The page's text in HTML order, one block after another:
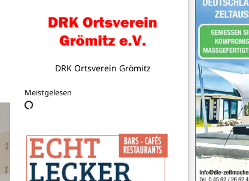
Ristorante Pizzeria Italia
Meistgelesen